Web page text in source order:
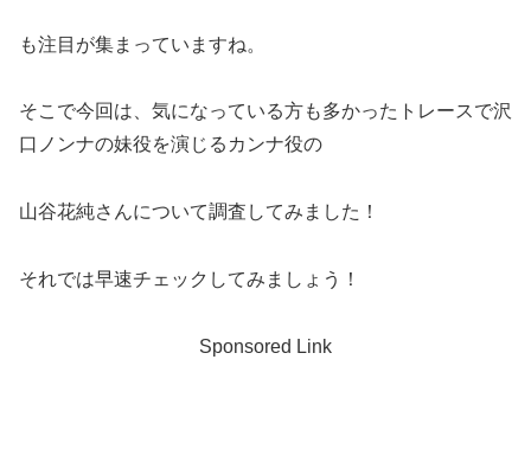
も注目が集まっていますね。
そこで今回は、気になっている方も多かったトレースで沢
口ノンナの妹役を演じるカンナ役の
山谷花純さんについて調査してみました！
それでは早速チェックしてみましょう！
Sponsored Link